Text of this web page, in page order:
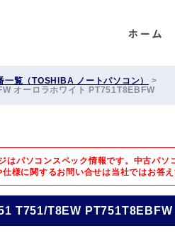
一覧（TOSHIBA ノートパソコン）
>
オーロラホワイト PT751T8EBFW
はパソコンスペック情報です。中古パソ
様に関するお問い合せは当社ではお答
T751/T8EW PT751T8EBFW